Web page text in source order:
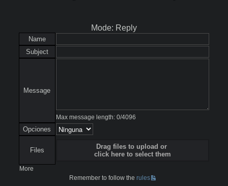
Mode: Reply
Name
Subject
Message
Max message length: 0/4096
Opciones
Files
Drag files to upload or
click here to select them
More
Remember to follow therules